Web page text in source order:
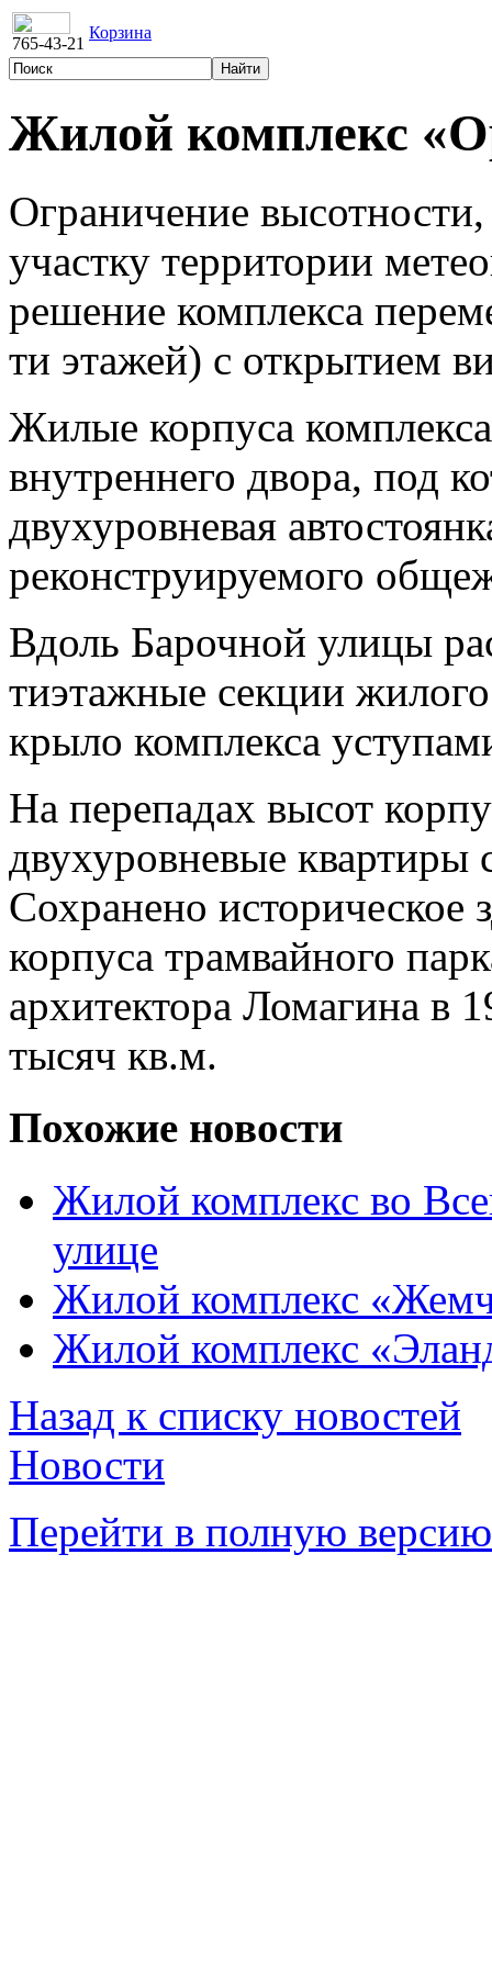
765-43-21
Корзина
Жилой комплекс
Ограничение
участку территории
решение комплекса
ти этажей) с открытием
Жилые корпуса
внутреннего двора, под
двухуровневая
реконструируемого
Вдоль Барочной улицы
тиэтажные секции
крыло комплекса
На перепадах высот
двухуровневые квартиры
Сохранено историческое
корпуса трамвайного
архитектора Ломагина в
тысяч кв.м.
Похожие новости
Жилой комплекс во
улице
Жилой комплекс
Жилой комплекс
Назад к списку новостей
Новости
Перейти в полную версию